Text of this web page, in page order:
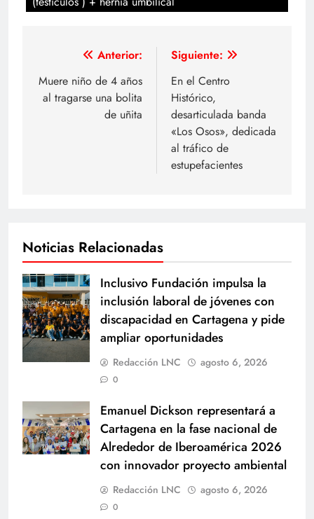
Navegación
de
entradas
Anterior:
Muere niño de 4 años
al tragarse una bolita
de uñita
Siguiente:
En el Centro
Histórico,
desarticulada banda
«Los Osos», dedicada
al tráfico de
estupefacientes
Noticias Relacionadas
Inclusivo Fundación impulsa la
inclusión laboral de jóvenes con
discapacidad en Cartagena y pide
ampliar oportunidades
Redacción LNC agosto 6, 2026
0
Emanuel Dickson representará a
Cartagena en la fase nacional de
Alrededor de Iberoamérica 2026
con innovador proyecto ambiental
Redacción LNC agosto 6, 2026
0